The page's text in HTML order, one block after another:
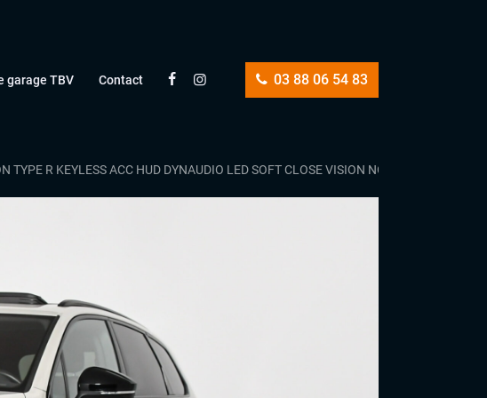
03 88 06 54 83
garage TBV Contact
TYPE R KEYLESS ACC HUD DYNAUDIO LED SOFT CLOSE VISION NOCTURNE